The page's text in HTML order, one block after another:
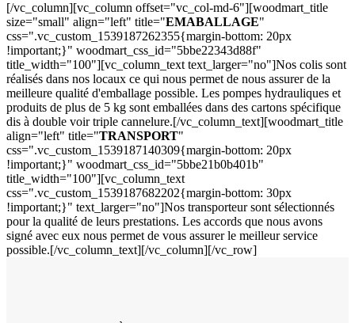
[/vc_column][vc_column offset="vc_col-md-6"][woodmart_title
size="small" align="left" title="EMABALLAGE"
css=".vc_custom_1539187262355{margin-bottom: 20px
!important;}" woodmart_css_id="5bbe22343d88f"
title_width="100"][vc_column_text text_larger="no"]Nos colis sont
réalisés dans nos locaux ce qui nous permet de nous assurer de la
meilleure qualité d'emballage possible. Les pompes hydrauliques et
produits de plus de 5 kg sont emballées dans des cartons spécifique
dis à double voir triple cannelure.[/vc_column_text][woodmart_title
align="left" title="TRANSPORT"
css=".vc_custom_1539187140309{margin-bottom: 20px
!important;}" woodmart_css_id="5bbe21b0b401b"
title_width="100"][vc_column_text
css=".vc_custom_1539187682202{margin-bottom: 30px
!important;}" text_larger="no"]Nos transporteur sont sélectionnés
pour la qualité de leurs prestations. Les accords que nous avons
signé avec eux nous permet de vous assurer le meilleur service
possible.[/vc_column_text][/vc_column][/vc_row]